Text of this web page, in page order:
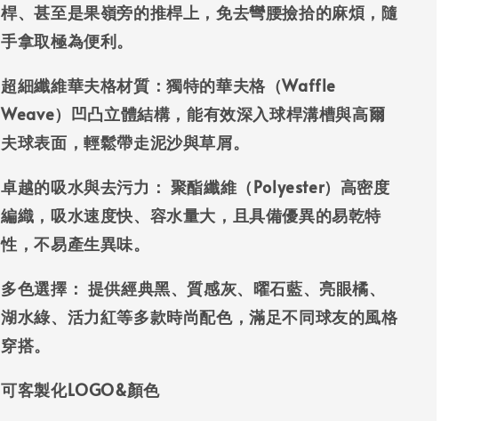
桿、甚至是果嶺旁的推桿上，免去彎腰撿拾的麻煩，隨
手拿取極為便利。
超細纖維華夫格材質 ：獨特的華夫格（Waffle
Weave）凹凸立體結構，能有效深入球桿溝槽與高爾
夫球表面，輕鬆帶走泥沙與草屑。
卓越的吸水與去污力 ： 聚酯纖維（Polyester）高密度
編織，吸水速度快、容水量大，且具備優異的易乾特
性，不易產生異味。
多色選擇 ： 提供經典黑、質感灰、曜石藍、亮眼橘、
湖水綠、活力紅等多款時尚配色，滿足不同球友的風格
穿搭。
可客製化LOGO&顏色